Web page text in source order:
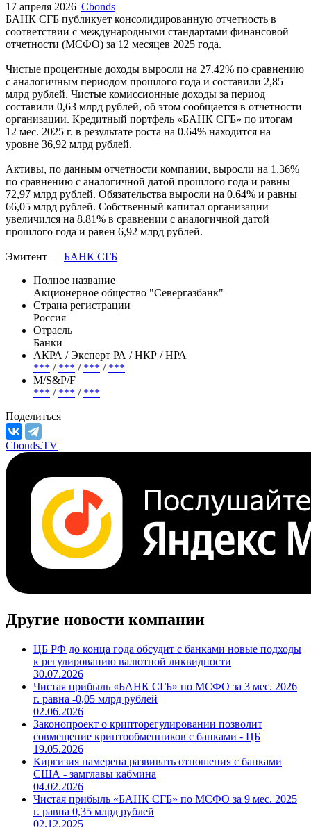
17 апреля 2026 Cbonds
БАНК СГБ публикует консолидированную отчетность в
соответствии с международными стандартами финансовой
отчетности (МСФО) за 12 месяцев 2025 года.
Чистые процентные доходы выросли на 27.42% по сравнению
с аналогичным периодом прошлого года и составили 2,85
млрд рублей. Чистые комиссионные доходы за период
составили 0,63 млрд рублей, об этом сообщается в отчетности
организации. Кредитный портфель «БАНК СГБ» по итогам
12 мес. 2025 г. в результате роста на 0.64% находится на
уровне 36,92 млрд рублей.
Активы, по данным отчетности компании, выросли на 1.36%
по сравнению с аналогичной датой прошлого года и равны
72,97 млрд рублей. Обязательства выросли на 0.64% и равны
66,05 млрд рублей. Собственный капитал организации
увеличился на 8.81% в сравнении с аналогичной датой
прошлого года и равен 6,92 млрд рублей.
Эмитент — БАНК СГБ
Полное название
Акционерное общество "Севергазбанк"
Страна регистрации
Россия
Отрасль
Банки
АКРА / Эксперт РА / НКР / НРА
*** / *** / *** / ***
М/S&P/F
*** / *** / ***
Поделиться
Cbonds.TV
Другие новости компании
ЦБ РФ до конца года обсудит с банками новые подходы
к регулированию валютной ликвидности
30.07.2026
Чистая прибыль «БАНК СГБ» по МСФО за 3 мес. 2026
г. равна -0,05 млрд рублей
02.06.2026
Законопроект о крипторегулировании позволит
совмещение криптообменников с банками - ЦБ
19.05.2026
Киргизия намерена развивать отношения с банками
США - замглавы кабмина
04.02.2026
Чистая прибыль «БАНК СГБ» по МСФО за 9 мес. 2025
г. равна 0,35 млрд рублей
02.12.2025